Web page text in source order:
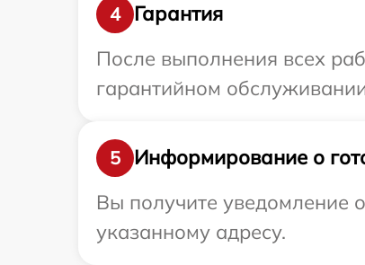
4
Гарантия
После выполнения всех
гарантийном
5
Информирование о
Вы получите уведомление
указанному адресу.